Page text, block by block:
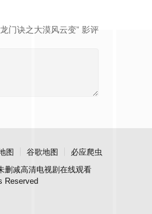
门诀之大漠风云变” 影评
图 谷歌地图
必应爬虫
删减高清电视剧在线观看
Reserved